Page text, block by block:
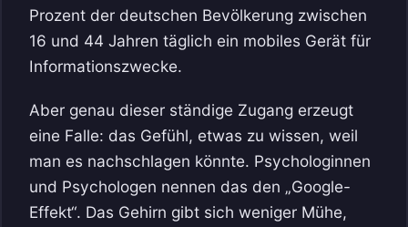
Prozent der deutschen Bevölkerung zwischen
16 und 44 Jahren täglich ein mobiles Gerät für
Informationszwecke.
Aber genau dieser ständige Zugang erzeugt
eine Falle: das Gefühl, etwas zu wissen, weil
man es nachschlagen könnte. Psychologinnen
und Psychologen nennen das den „Google-
Effekt“. Das Gehirn gibt sich weniger Mühe,